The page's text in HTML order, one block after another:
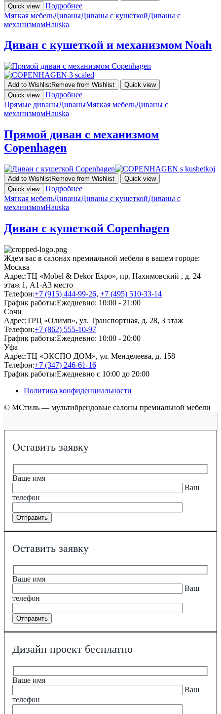
Quick view
Подробнее
Мягкая мебельДиваныДиваны с кушеткойДиваны с
механизмомHauska
Диван с кушеткой и механизмом Noah
Add to WishlistRemove from Wishlist
Quick view
Quick view
Подробнее
Прямые диваныДиваныМягкая мебельДиваны с
механизмомHauska
Прямой диван с механизмом
Copenhagen
Add to WishlistRemove from Wishlist
Quick view
Quick view
Подробнее
Мягкая мебельДиваныДиваны с кушеткойДиваны с
механизмомHauska
Диван с кушеткой Copenhagen
Ждем вас в салонах премиальной мебели в вашем городе:
Москва
Адрес:ТЦ «Mobel & Dekor Expo», пр. Нахимовский , д. 24
этаж 1, А1-А3 место
Телефон:+7 (915) 444-99-26, +7 (495) 510-33-14
График работы:Ежедневно: 10:00 - 21:00
Сочи
Адрес:ТРЦ «Олимп», ул. Транспортная, д. 28, 3 этаж
Телефон:+7 (862) 555-10-97
График работы:Ежедневно: 10:00 - 20:00
Уфа
Адрес:ТЦ «ЭКСПО ДОМ», ул. Менделеева, д. 158
Телефон:+7 (347) 246-61-16
График работы:Ежедневно с 10:00 до 20:00
Политика конфиденциальности
© МСтиль — мультибрендовые салоны премиальной мебели
Оставить заявку
Ваше имя
Ваш
телефон
Оставить заявку
Ваше имя
Ваш
телефон
Дизайн проект бесплатно
Ваше имя
Ваш
телефон